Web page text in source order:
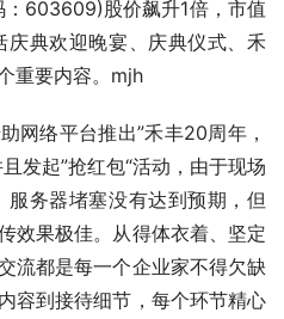
603609)股价飙升1倍，市值
典欢迎晚宴、庆典仪式、禾
重要内容。mjh
络平台推出”禾丰20周年，
发起”抢红包“活动，由于现场
务器堵塞没有达到预期，但
效果极佳。从得体衣着、坚定
流都是每一个企业家不得欠缺
容到接待细节，每个环节精心